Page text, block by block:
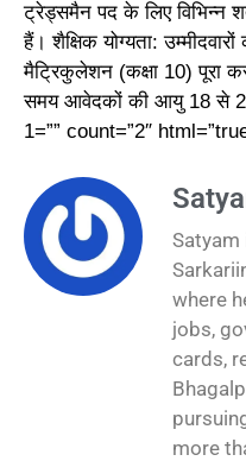
ट्रेड्समैन पद के लिए विभिन्न
हैं। शैक्षिक योग्यता: उम्मीदवारों
मैट्रिकुलेशन (कक्षा 10) पूरा
समय आवेदकों की आयु 18 से 25
1=”” count=”2″
Satyam
where
jobs,
cards,
more